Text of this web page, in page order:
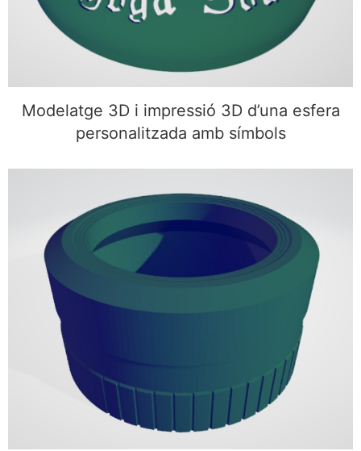
Modelatge 3D i impressió 3D d’una esfera
personalitzada amb símbols
Modelatge 3D d’un objectiu personalitzat per a